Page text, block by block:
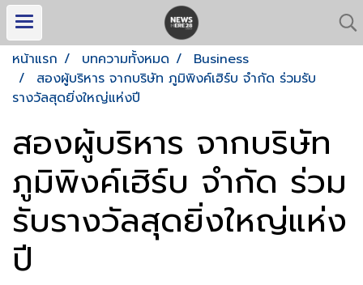
หน้าแรก บทความทั้งหมด
Business
สองผู้บริหาร จากบริษัท ภูมิพิงค์เฮิร์บ จำกัด ร่วมรับ
รางวัลสุดยิ่งใหญ่แห่งปี
สองผู้บริหาร จากบริษัท
ภูมิพิงค์เฮิร์บ จำกัด ร่วม
รับรางวัลสุดยิ่งใหญ่แห่ง
ปี